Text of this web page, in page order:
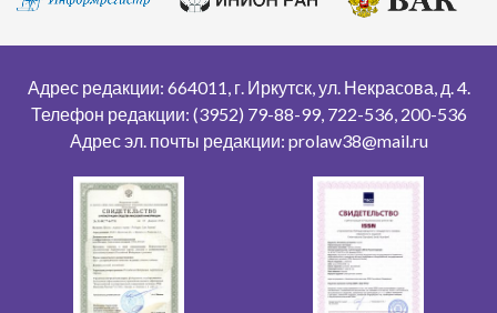
Адрес редакции: 664011, г. Иркутск, ул. Некрасова, д. 4.
Телефон редакции: (3952) 79-88-99, 722-536, 200-536
Адрес эл. почты редакции: prolaw38@mail.ru